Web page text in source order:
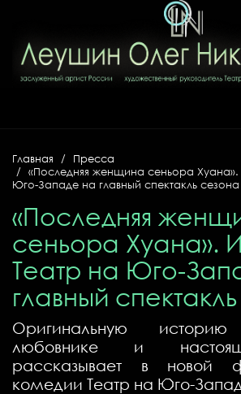
Главная
Пресса
«Последняя женщина сеньора
Юго-Западе на главный спектакль сезона
«Последняя
сеньора Хуана».
Театр на Юго-
главный
Оригинальную
любовнике и
рассказывает в новой
комедии Театр на Юго-